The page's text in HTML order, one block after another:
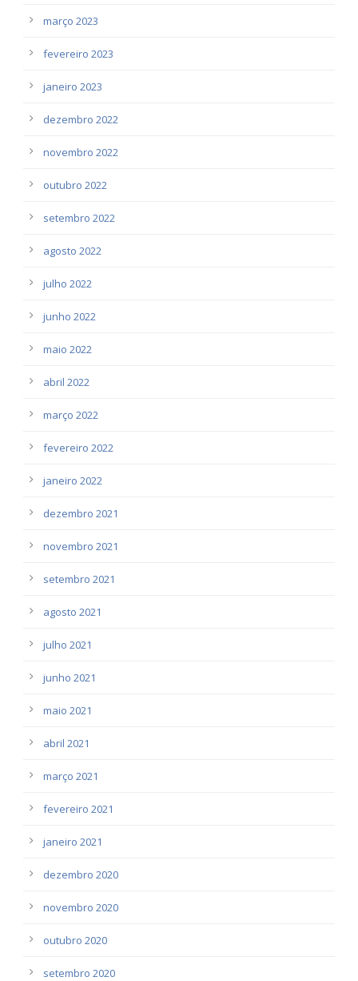
março 2023
fevereiro 2023
janeiro 2023
dezembro 2022
novembro 2022
outubro 2022
setembro 2022
agosto 2022
julho 2022
junho 2022
maio 2022
abril 2022
março 2022
fevereiro 2022
janeiro 2022
dezembro 2021
novembro 2021
setembro 2021
agosto 2021
julho 2021
junho 2021
maio 2021
abril 2021
março 2021
fevereiro 2021
janeiro 2021
dezembro 2020
novembro 2020
outubro 2020
setembro 2020